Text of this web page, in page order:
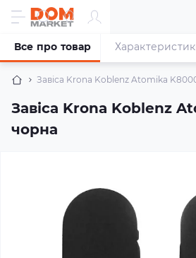
Завіса Krona Koblenz Atomika
Завіса Krona Koblenz
чорна
Все про товар